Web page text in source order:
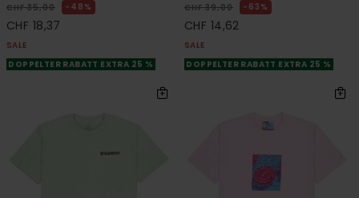
CHF 35,00 48%
CHF 18,37
SALE
DOPPELTER RABATT EXTRA 25 %
CHF 39,00 63%
CHF 14,62
SALE
DOPPELTER RABATT EXTRA 25 %